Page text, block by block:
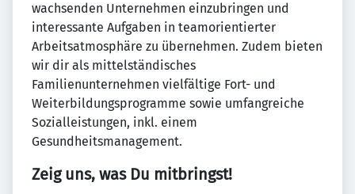
wachsenden Unternehmen einzubringen und
interessante Aufgaben in teamorientierter
Arbeitsatmosphäre zu übernehmen. Zudem bieten
wir dir als mittelständisches
Familienunternehmen vielfältige Fort- und
Weiterbildungsprogramme sowie umfangreiche
Sozialleistungen, inkl. einem
Gesundheitsmanagement.
Zeig uns, was Du mitbringst!